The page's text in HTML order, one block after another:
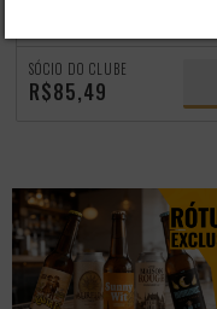
SÓCIO DO CLUBE
R$85,49